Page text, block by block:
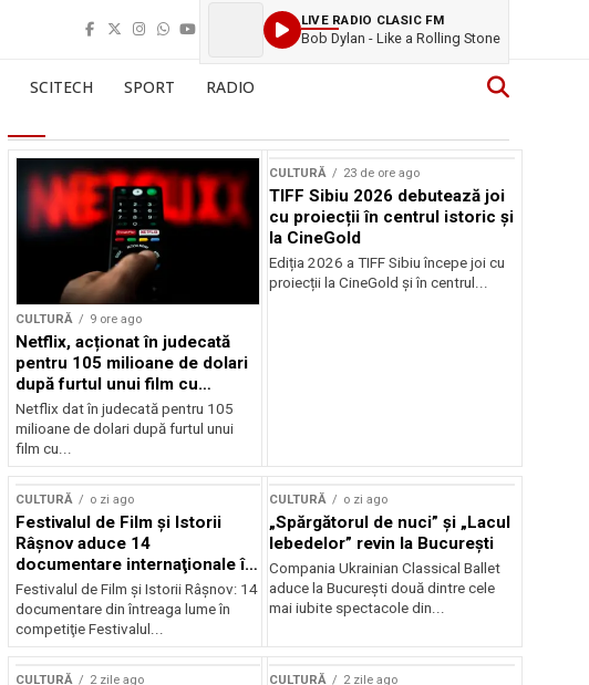
LIVE RADIO CLASIC FM
Bob Dylan - Like a Rolling Stone
SCITECH SPORT RADIO
CULTURĂ 9 ore ago
Netflix, acționat în judecată
pentru 105 milioane de dolari
după furtul unui film cu
Nicolas Cage
Netflix dat în judecată pentru 105
milioane de dolari după furtul unui
film cu...
CULTURĂ 23 de ore ago
TIFF Sibiu 2026 debutează joi
cu proiecții în centrul istoric și
la CineGold
Ediția 2026 a TIFF Sibiu începe joi cu
proiecții la CineGold și în centrul...
CULTURĂ o zi ago
Festivalul de Film şi Istorii
Râşnov aduce 14
documentare internaţionale în
premieră
Festivalul de Film şi Istorii Râşnov: 14
documentare din întreaga lume în
competiţie Festivalul...
CULTURĂ o zi ago
„Spărgătorul de nuci” și „Lacul
lebedelor” revin la București
Compania Ukrainian Classical Ballet
aduce la București două dintre cele
mai iubite spectacole din...
CULTURĂ 2 zile ago CULTURĂ 2 zile ago